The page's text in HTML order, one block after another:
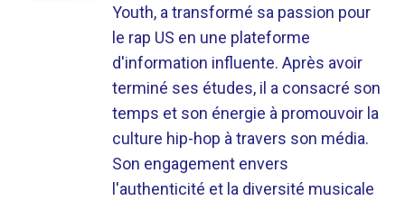
Youth, a transformé sa passion pour
le rap US en une plateforme
d'information influente. Après avoir
terminé ses études, il a consacré son
temps et son énergie à promouvoir la
culture hip-hop à travers son média.
Son engagement envers
l'authenticité et la diversité musicale